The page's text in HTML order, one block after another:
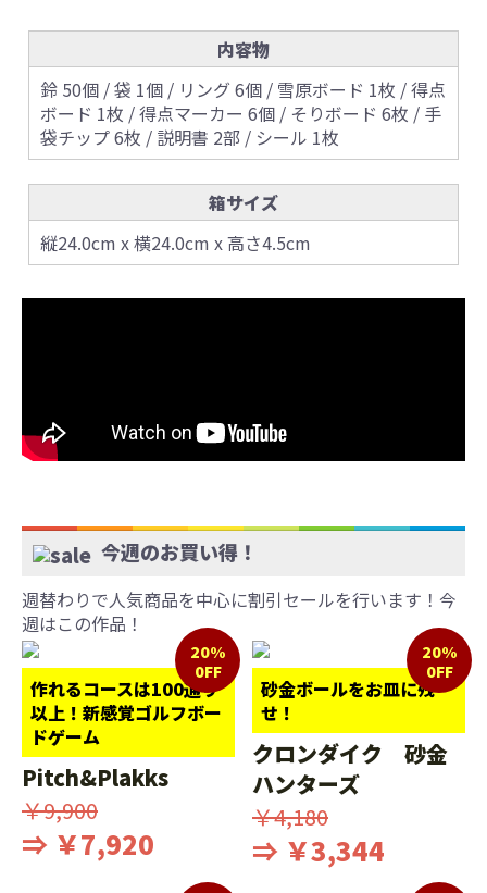
内容物
鈴 50個 / 袋 1個 / リング 6個 / 雪原ボード 1枚 / 得点
ボード 1枚 / 得点マーカー 6個 / そりボード 6枚 / 手
袋チップ 6枚 / 説明書 2部 / シール 1枚
箱サイズ
縦24.0cm x 横24.0cm x 高さ4.5cm
今週のお買い得！
週替わりで人気商品を中心に割引セールを行います！今
週はこの作品！
作れるコースは100通り
以上！新感覚ゴルフボー
ドゲーム
20%
0FF
Pitch&Plakks
￥9,900
⇒ ￥7,920
砂金ボールをお皿に残
せ！
20%
0FF
クロンダイク 砂金
ハンターズ
￥4,180
⇒ ￥3,344